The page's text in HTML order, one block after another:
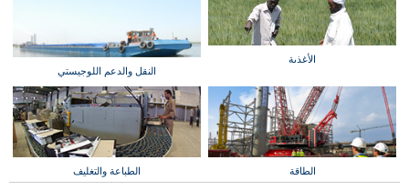
الأغذية
النقل والدعم اللوجيستي
الطاقة الطباعة والتغليف